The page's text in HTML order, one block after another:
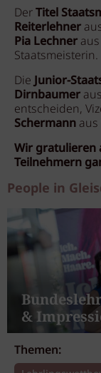
DerTitel
Reiterlehner
Pia Lechner
Staatsmeisterin.
DieJunior-
Dirnbaumer
entscheiden,
Schermann
Wir gratulieren
Teilnehmern
People in
&
Themen: